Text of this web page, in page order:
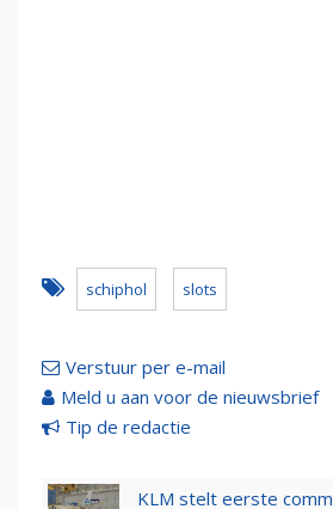
schiphol slots
Verstuur per e-mail
Meld u aan voor de nieuwsbrief
Tip de redactie
KLM stelt eerste